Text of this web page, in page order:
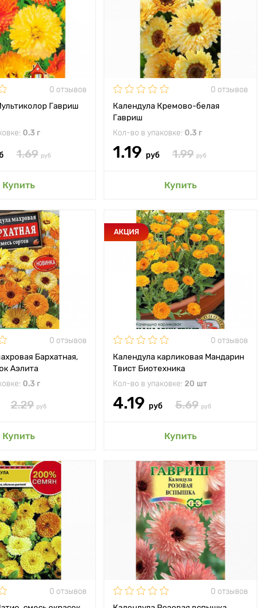
0 отзывов
Гавриш
0.3 г
1.69 руб
Купить
50 - 60 см
20 х 20 см
солнце
в мой сад
0 отзывов
Календула Кремово-белая
Гавриш
Кол-во в упаковке: 0.3 г
1.19 руб 1.99 руб
Купить
Высота растения 50 - 60 см
Растояние между
растениями
20 - 30 см
Местоположение солнечное место
Добавить в мой сад
0 отзывов
Бархатная,
Аэлита
0.3 г
2.29 руб
Купить
Большинство
соцветий имеют
двухцветную
окраску
50 - 60 см
20 х 20 см
солнечное место
в мой сад
АКЦИЯ
0 отзывов
Календула карликовая Мандарин
Твист Биотехника
Кол-во в упаковке: 20 шт
4.19 руб 5.69 руб
Купить
Особенности
Зацветает в год
посева
Высота растения 15 - 20 см
Растояние между
растениями
20 х 20 см
Местоположение солнечное место
Добавить в мой сад
0 отзывов
Мечта всех
садоводов
25 - 30 см
20 - 30 см
солнечное место
0 отзывов
Особенности
Способны оживить
любую клумбу,
придав ей
праздничный вид
даже в самый серый,
пасмурный день
Высота растения 50 - 60 см
Растояние между
растениями
20 - 30 см
Местоположение солнечное место